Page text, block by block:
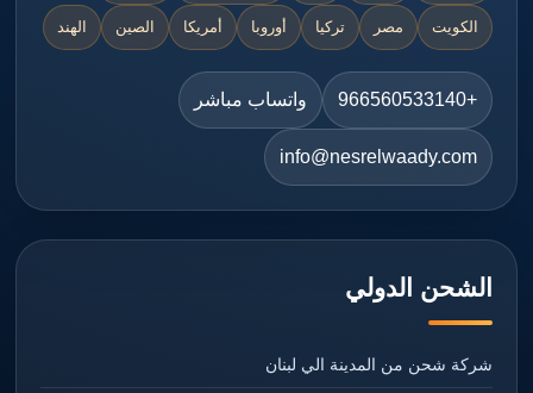
الكويت مصر تركيا أوروبا أمريكا الصين الهند
+966560533140 واتساب مباشر
info@nesrelwaady.com
الشحن الدولي
شركة شحن من المدينة الي لبنان